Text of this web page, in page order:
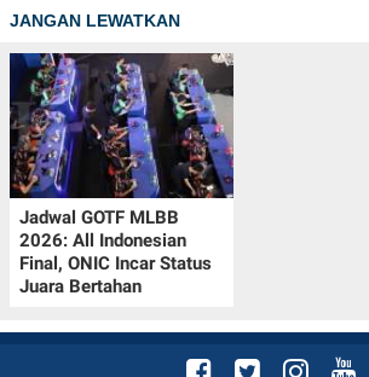
JANGAN LEWATKAN
Jadwal GOTF MLBB
2026: All Indonesian
Final, ONIC Incar Status
Juara Bertahan